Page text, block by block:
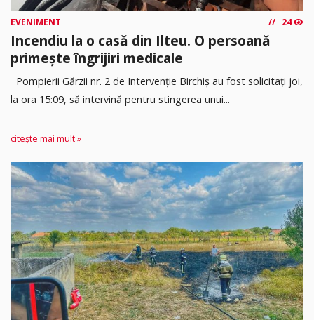
EVENIMENT 24
Incendiu la o casă din Ilteu. O persoană
primește îngrijiri medicale
Pompierii Gărzii nr. 2 de Intervenție Birchiș au fost solicitați joi,
la ora 15:09, să intervină pentru stingerea unui...
citește mai mult »